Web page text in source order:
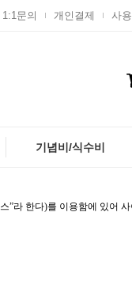
1:1문의 개인결제 사
기념비/식수비
라 한다)를 이용함에 있어